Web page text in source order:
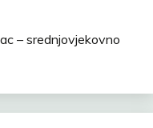
– srednjovjekovno